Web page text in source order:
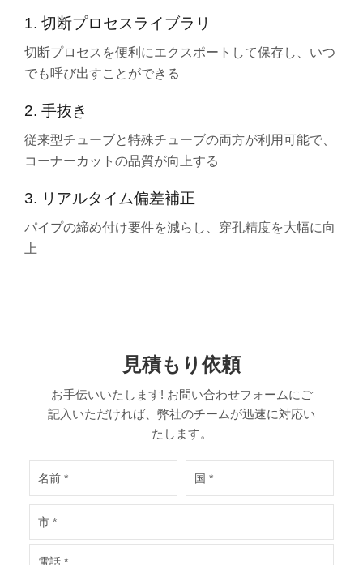
1. 切断プロセスライブラリ
切断プロセスを便利にエクスポートして保存し、いつ
でも呼び出すことができる
2. 手抜き
従来型チューブと特殊チューブの両方が利用可能で、
コーナーカットの品質が向上する
3. リアルタイム偏差補正
パイプの締め付け要件を減らし、穿孔精度を大幅に向
上
見積もり依頼
お手伝いいたします! お問い合わせフォームにご
記入いただければ、弊社のチームが迅速に対応い
たします。